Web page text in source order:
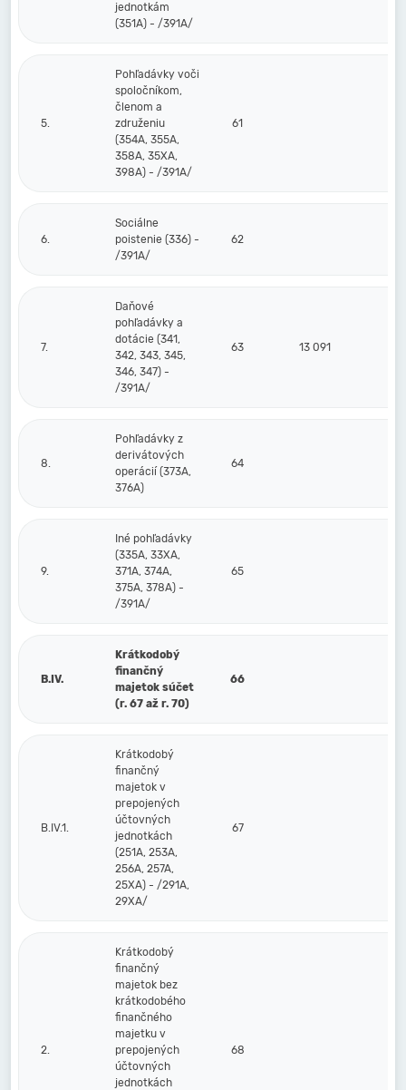
jednotkám
(351A) - /391A/
5.
Pohľadávky voči
spoločníkom,
členom a
združeniu
(354A, 355A,
358A, 35XA,
398A) - /391A/
61
6.
Sociálne
poistenie (336) -
/391A/
62
7.
Daňové
pohľadávky a
dotácie (341,
342, 343, 345,
346, 347) -
/391A/
63 13 091
8.
Pohľadávky z
derivátových
operácií (373A,
376A)
64
9.
Iné pohľadávky
(335A, 33XA,
371A, 374A,
375A, 378A) -
/391A/
65
B.IV.
Krátkodobý
finančný
majetok súčet
(r. 67 až r. 70)
66
B.IV.1.
Krátkodobý
finančný
majetok v
prepojených
účtovných
jednotkách
(251A, 253A,
256A, 257A,
25XA) - /291A,
29XA/
67
2.
Krátkodobý
finančný
majetok bez
krátkodobého
finančného
majetku v
prepojených
účtovných
jednotkách
68